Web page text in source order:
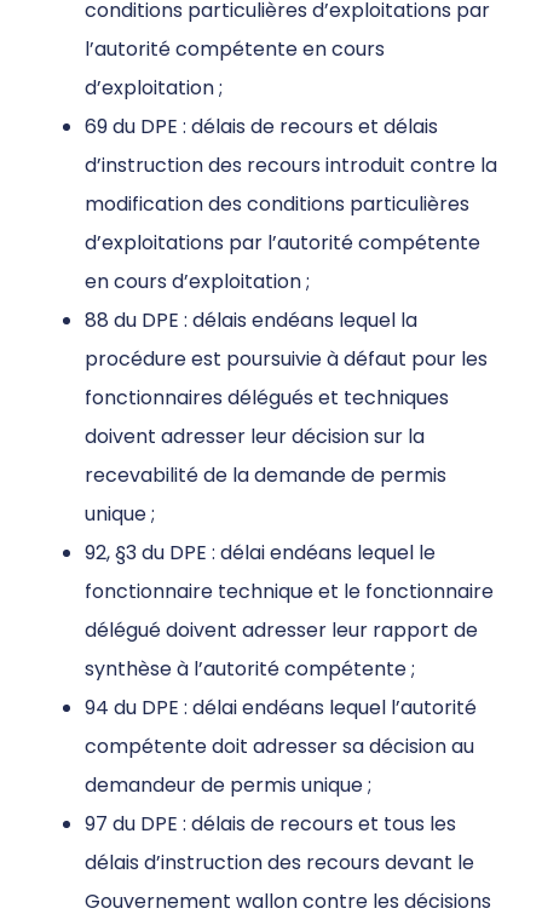
conditions particulières d’exploitations par
l’autorité compétente en cours
d’exploitation ;
69 du DPE : délais de recours et délais
d’instruction des recours introduit contre la
modification des conditions particulières
d’exploitations par l’autorité compétente
en cours d’exploitation ;
88 du DPE : délais endéans lequel la
procédure est poursuivie à défaut pour les
fonctionnaires délégués et techniques
doivent adresser leur décision sur la
recevabilité de la demande de permis
unique ;
92, §3 du DPE : délai endéans lequel le
fonctionnaire technique et le fonctionnaire
délégué doivent adresser leur rapport de
synthèse à l’autorité compétente ;
94 du DPE : délai endéans lequel l’autorité
compétente doit adresser sa décision au
demandeur de permis unique ;
97 du DPE : délais de recours et tous les
délais d’instruction des recours devant le
Gouvernement wallon contre les décisions